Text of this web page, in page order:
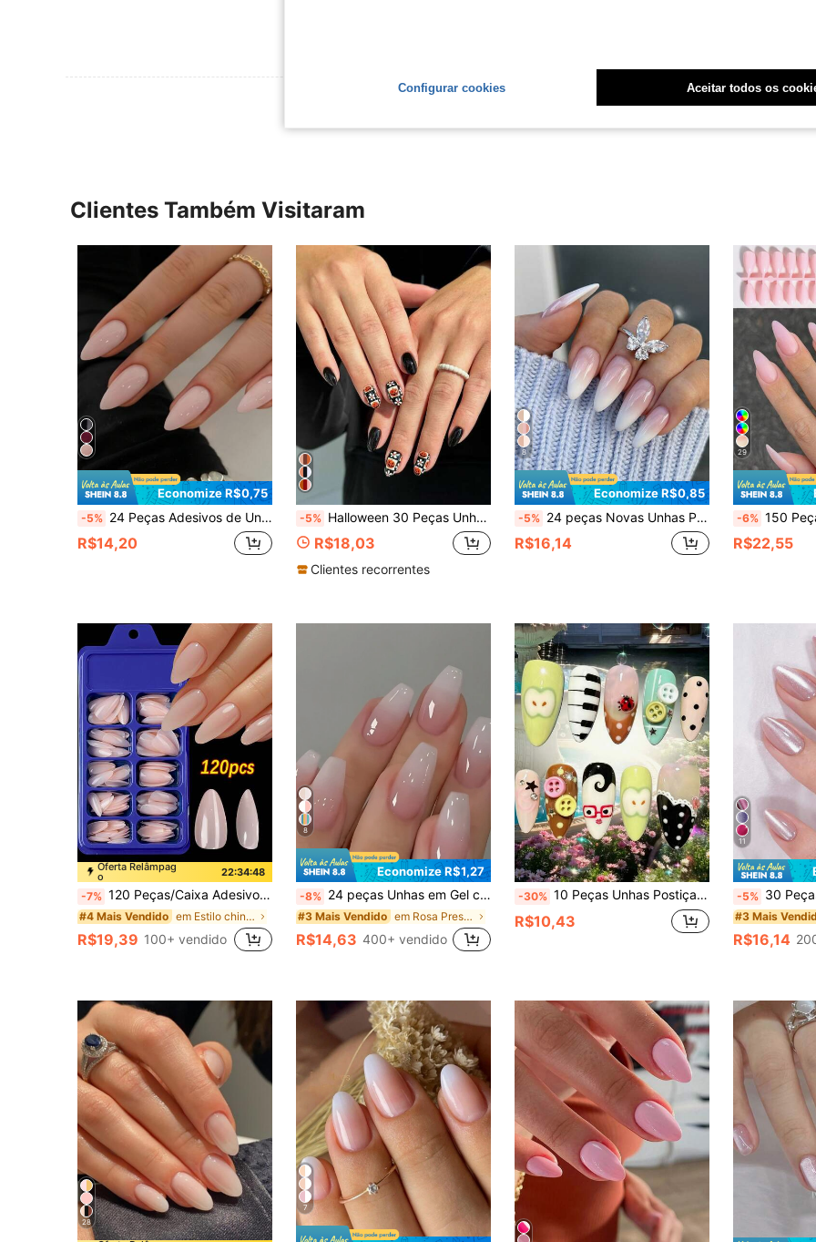
Ver Mais Avaliações
Clientes Também Visitaram
Economize R$0,75
-5% 24 Peças Adesivos de Unhas com Formato de Amêndoa Francesas, Design Minimalista Rosa Elegante, Unhas Postiças Versáteis para Mulheres, Adequadas para Uso Diário, Festa, Feriado, Inclui Gel de Gelatina e Lixa de Unhas, Adesivos de Unhas Colados, Suprimentos de Arte de Unhas
R$14,20
-5% Halloween 30 Peças Unhas Postiças Ovais Curtas, Abóbora Maligna, Xadrez, Design de Padrão Floral, Conjunto de Material Acrílico Inclui: 1 Peça de Cola de Gelatina e 1 Peça de Lixa de Unha
R$18,03
Clientes recorrentes
8
Economize R$0,85
-5% 24 peças Novas Unhas Postiças em Amêndoa Ombré Pink para melhorar o seu estilo para uso diário + 1 peça Lixa de Unha + 1 peça Cola Geléia de Unhas Suprimentos para Unhas
R$16,14
29
-6% 150 Peças Adesivos de Unhas Postiças em Formato de
R$22,55
Oferta Relâmpag
o 22:34:47
-7% 120 Peças/Caixa Adesivos de Unhas Postiças em Formato de Amêndoa na Cor Nude, Unhas Falsas Acrílicas Rosa Claro Raso com Cobertura Total e Brilhante, Adequado para Uso Diário na Primavera e Verão
#4 Mais Vendido em Estilo chinês Pressione as unhas postiças
R$19,39 100+ vendido
8
Economize R$1,27
-8% 24 peças Unhas em Gel com Ponta em Formato de Caixão Curto Rosa Gradual, Kits de Unhas com Suprimentos de Unhas Presas por Pressão Adequado para Mulheres e Meninas
#3 Mais Vendido em Rosa Pressione as unhas postiças
R$14,63 400+ vendido
-30% 10 Peças Unhas Postiças Feitas à Mão em Formato de Amêndoa Médio-Longo, Estilo Cartoon Fofo com Maçã, Piano e Elementos Decorativos 3D, Conjunto de Unhas Falsas Fofas Y2K, Reutilizável, Adequado para Uso Diário e Festa
R$10,43
11
-5% 30 Peças Unhas Postiças Acrílicas Curtas Formato Quadrado/Amêndoa na Cor
#3 Mais
R$16,14
28
7
Configurar cookies Aceitar todos os